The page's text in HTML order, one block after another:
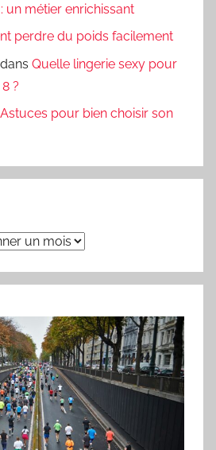
un métier enrichissant
perdre du poids facilement
dans Quelle lingerie sexy pour
?
Astuces pour bien choisir son